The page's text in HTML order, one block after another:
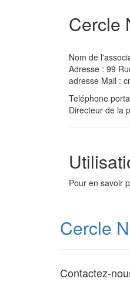
Cercle
Nom de
Adresse : 99
adresse Mail :
Teléphone
Directeur de la
Pour en savoir
Cercle
Contactez-